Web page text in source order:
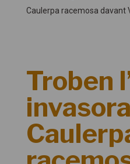
Caulerpa racemosa davant
Troben
invasora